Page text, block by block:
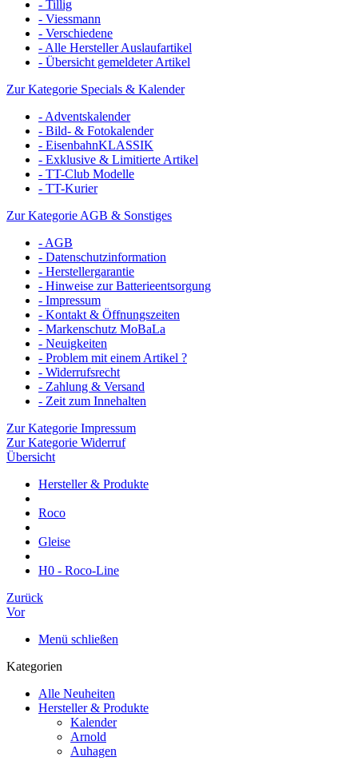
- Tillig
- Viessmann
- Verschiedene
- Alle Hersteller Auslaufartikel
- Übersicht gemeldeter Artikel
Zur Kategorie Specials & Kalender
- Adventskalender
- Bild- & Fotokalender
- EisenbahnKLASSIK
- Exklusive & Limitierte Artikel
- TT-Club Modelle
- TT-Kurier
Zur Kategorie AGB & Sonstiges
- AGB
- Datenschutzinformation
- Herstellergarantie
- Hinweise zur Batterieentsorgung
- Impressum
- Kontakt & Öffnungszeiten
- Markenschutz MoBaLa
- Neuigkeiten
- Problem mit einem Artikel ?
- Widerrufsrecht
- Zahlung & Versand
- Zeit zum Innehalten
Zur Kategorie Impressum
Zur Kategorie Widerruf
Übersicht
Hersteller & Produkte
Roco
Gleise
H0 - Roco-Line
Zurück
Vor
Menü schließen
Kategorien
Alle Neuheiten
Hersteller & Produkte
Kalender
Arnold
Auhagen